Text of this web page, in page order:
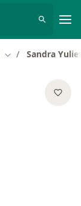
Cambiar de ciudad
Sandra